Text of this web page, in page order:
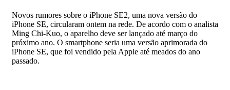
Novos rumores sobre o iPhone SE2, uma nova versão do
iPhone SE, circularam ontem na rede. De acordo com o analista
Ming Chi-Kuo, o aparelho deve ser lançado até março do
próximo ano. O smartphone seria uma versão aprimorada do
iPhone SE, que foi vendido pela Apple até meados do ano
passado.